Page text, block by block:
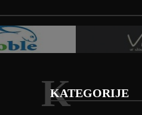
KATEGORIJE
K